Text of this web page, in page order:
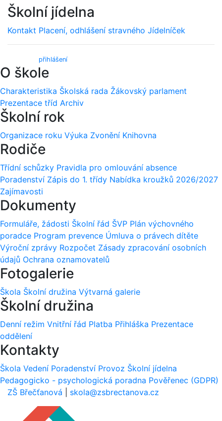
Školní jídelna
Kontakt Placení, odhlášení stravného Jídelníček
přihlášení)
O škole
Charakteristika Školská rada Žákovský parlament
Prezentace tříd Archiv
Školní rok
Organizace roku Výuka Zvonění Knihovna
Rodiče
Třídní schůzky Pravidla pro omlouvání absence
Poradenství Zápis do 1. třídy Nabídka kroužků 2026/2027
Zajímavosti
Dokumenty
Formuláře, žádosti Školní řád ŠVP Plán výchovného
poradce Program prevence Úmluva o právech dítěte
Výroční zprávy Rozpočet Zásady zpracování osobních
údajů Ochrana oznamovatelů
Fotogalerie
Škola Školní družina Výtvarná galerie
Školní družina
Denní režim Vnitřní řád Platba Přihláška Prezentace
oddělení
Kontakty
Škola Vedení Poradenství Provoz Školní jídelna
Pedagogicko - psychologická poradna Pověřenec (GDPR)
ZŠ Břečťanová
skola@zsbrectanova.cz